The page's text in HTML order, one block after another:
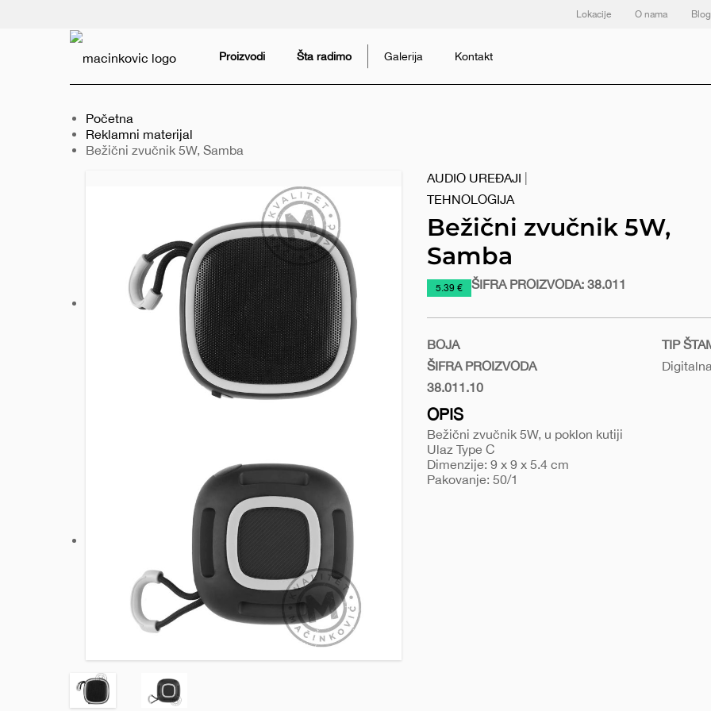
Lokacije O nama Blog
Proizvodi Šta radimo Galerija Kontakt
Početna
Reklamni materijal
Trenutno:
Bežični zvučnik 5W, Samba
AUDIO UREĐAJI
TEHNOLOGIJA
Bežični zvučnik 5W,
Samba
https://www.macinkovic.rs/reklamni-
5w-
samba
5.39 € ŠIFRA PROIZVODA: 38.011
BOJA
ŠIFRA PROIZVODA
Crna
38.011.10
TIP
OPIS
Bežični zvučnik 5W, u poklon kutiji
Ulaz Type C
Dimenzije: 9 x 9 x 5.4 cm
Pakovanje: 50/1